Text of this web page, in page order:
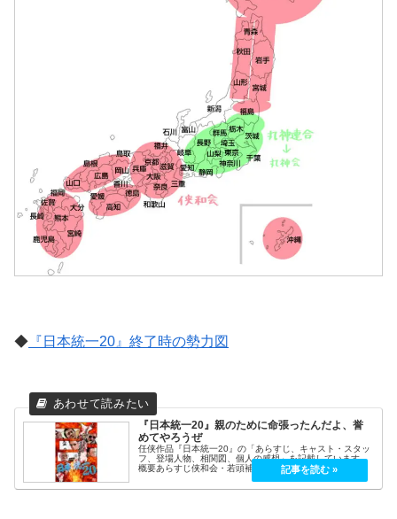
◆ 『日本統一20』終了時の勢力図
『日本統一20』親のために命張ったんだよ、誉
めてやろうぜ
任侠作品『日本統一20』の「あらすじ、キャスト・スタッ
フ、登場人物、相関図、個人の感想」を記載しています。
概要あらすじ侠和会・若頭補佐の氷室（本宮泰風）は、侠
和会・幹部・田村（山口祥行）らと、侠和会・会長・工藤
（白竜）暗殺計画の首謀者、西日...